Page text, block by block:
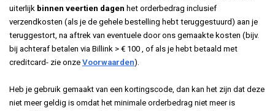
uiterlijk binnen veertien dagen het orderbedrag inclusief
verzendkosten (als je de gehele bestelling hebt teruggestuurd) aan je
teruggestort, na aftrek van eventuele door ons gemaakte kosten (bijv.
bij achteraf betalen via Billink > € 100 , of als je hebt betaald met
creditcard- zie onze Voorwaarden).
Heb je gebruik gemaakt van een kortingscode, dan kan het zijn dat deze
niet meer geldig is omdat het minimale orderbedrag niet meer is